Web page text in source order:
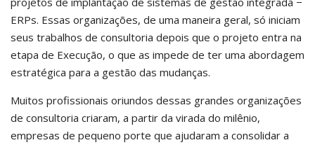
ERPs. Essas organizações, de uma maneira geral, só iniciam
seus trabalhos de consultoria depois que o projeto entra na
etapa de Execução, o que as impede de ter uma abordagem
estratégica para a gestão das mudanças.
Muitos profissionais oriundos dessas grandes organizações
de consultoria criaram, a partir da virada do milênio,
empresas de pequeno porte que ajudaram a consolidar a